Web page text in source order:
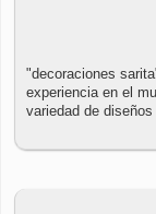
"decoraciones sarita" es una empresa joven con una
experiencia en el mundo de la decoración
variedad de
buen servicio de